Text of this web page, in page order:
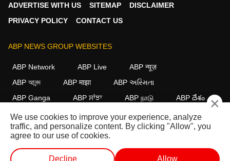
ADVERTISE WITH US
SITEMAP
DISCLAIMER
PRIVACY POLICY
CONTACT US
ABP NEWS GROUP WEBSITES
ABP Network ABP Live
ABP न्यूज़
ABP আনন্দ
ABP माझा
ABP અસ્મિતા
ABP Ganga
ABP ਸਾਂਝਾ ABP நாடு ABP దేశం
FOLLOW US
This website follows the DNPA Code of Ethics. Copyright@2026.
×
We use cookies to improve your experience, analyze
traffic, and personalize content. By clicking "Allow", you
agree to our use of cookies.
Decline Allow